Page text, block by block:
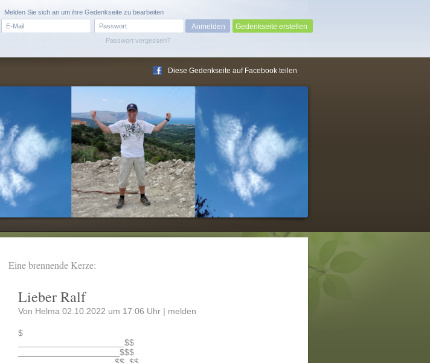
Passwort vergessen?
Melden Sie sich an um ihre Gedenkseite zu bearbeiten
Gedenkseite erstellen
Diese Gedenkseite auf Facebook teilen
Eine brennende Kerze:
Lieber Ralf
Von Helma 02.10.2022 um 17:06 Uhr | melden
$
______________________$$
_____________________$$$